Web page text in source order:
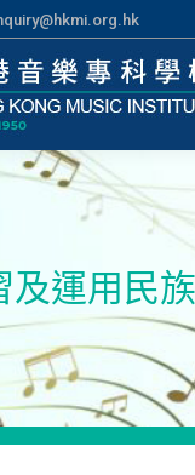
及運用民